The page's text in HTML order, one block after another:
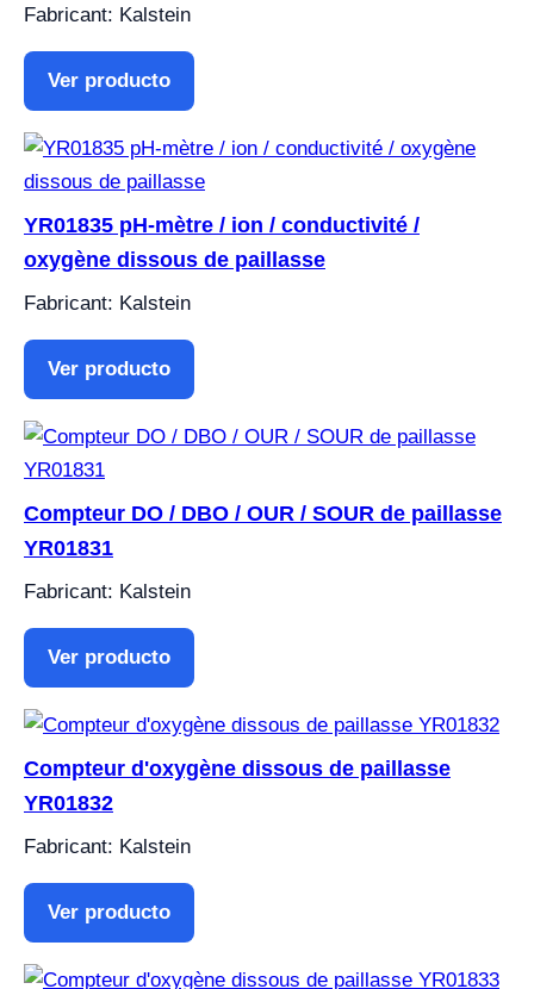
Fabricant: Kalstein
Ver producto
YR01835 pH-mètre / ion / conductivité /
oxygène dissous de paillasse
Fabricant: Kalstein
Ver producto
Compteur DO / DBO / OUR / SOUR de paillasse
YR01831
Fabricant: Kalstein
Ver producto
Compteur d'oxygène dissous de paillasse
YR01832
Fabricant: Kalstein
Ver producto